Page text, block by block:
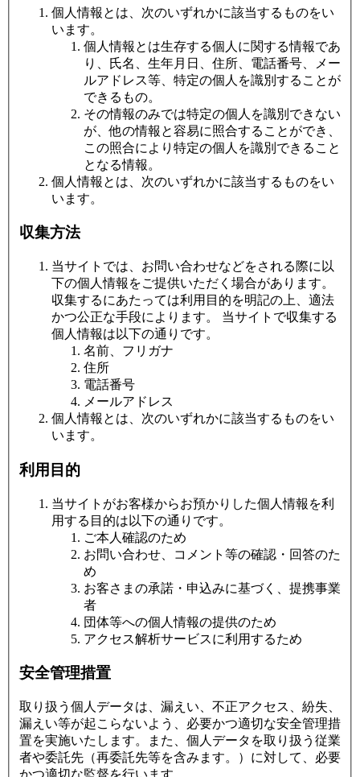
個人情報とは、次のいずれかに該当するものをい
います。
個人情報とは生存する個人に関する情報であ
り、氏名、生年月日、住所、電話番号、メー
ルアドレス等、特定の個人を識別することが
できるもの。
その情報のみでは特定の個人を識別できない
が、他の情報と容易に照合することができ、
この照合により特定の個人を識別できること
となる情報。
個人情報とは、次のいずれかに該当するものをい
います。
収集方法
当サイトでは、お問い合わせなどをされる際に以
下の個人情報をご提供いただく場合があります。
収集するにあたっては利用目的を明記の上、適法
かつ公正な手段によります。 当サイトで収集する
個人情報は以下の通りです。
名前、フリガナ
住所
電話番号
メールアドレス
個人情報とは、次のいずれかに該当するものをい
います。
利用目的
当サイトがお客様からお預かりした個人情報を利
用する目的は以下の通りです。
ご本人確認のため
お問い合わせ、コメント等の確認・回答のた
め
お客さまの承諾・申込みに基づく、提携事業
者
団体等への個人情報の提供のため
アクセス解析サービスに利用するため
安全管理措置
取り扱う個人データは、漏えい、不正アクセス、紛失、
漏えい等が起こらないよう、必要かつ適切な安全管理措
置を実施いたします。また、個人データを取り扱う従業
者や委託先（再委託先等を含みます。）に対して、必要
かつ適切な監督を行います。